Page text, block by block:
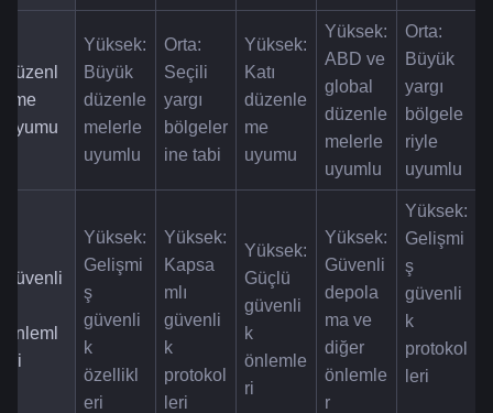
Düzenl
eme
Uyumu
Yüksek:
Büyük
düzenle
melerle
uyumlu
Orta:
Seçili
yargı
bölgeler
ine tabi
Yüksek:
Katı
düzenle
me
uyumu
Yüksek:
ABD ve
global
düzenle
melerle
uyumlu
Orta:
Büyük
yargı
bölgele
riyle
uyumlu
Güvenli
Önleml
eri
Yüksek:
Gelişmi
ş
güvenli
k
özellikl
eri
Yüksek:
Kapsa
mlı
güvenli
k
protokol
leri
Yüksek:
Güçlü
güvenli
k
önlemle
ri
Yüksek:
Güvenli
depola
ma ve
diğer
önlemle
r
Yüksek:
Gelişmi
ş
güvenli
k
protokol
leri